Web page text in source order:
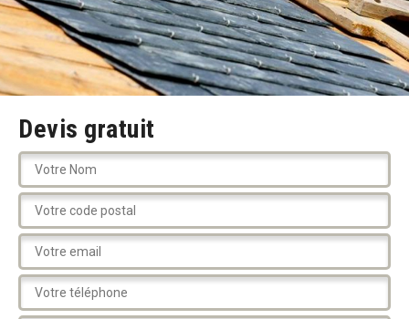
Devis gratuit